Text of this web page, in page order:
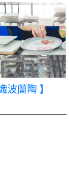
波蘭陶 】